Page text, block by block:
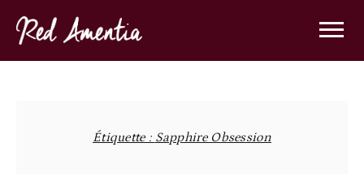
Étiquette : Sapphire Obsession